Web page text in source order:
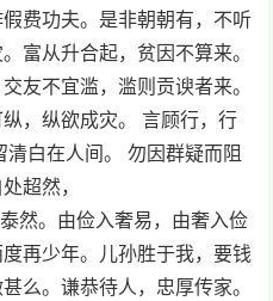
费功夫。是非朝朝有，不听
富从升合起，贫因不算来。
友不宜滥，滥则贡谀者来。
，纵欲成灾。 言顾行，行
白在人间。 勿因群疑而阻
超然，
然。由俭入奢易，由奢入俭
再少年。儿孙胜于我，要钱
么。谦恭待人，忠厚传家。